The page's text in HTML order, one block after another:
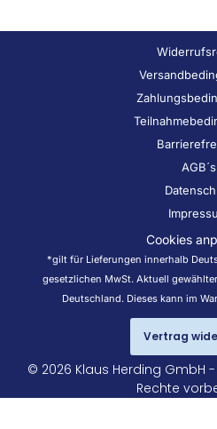
AGB´s
Cookies
*gilt für Lieferungen innerhalb
gesetzlichen MwSt. Aktuell
Deutschland. Dieses kann im
Vertrag
© 2026 Klaus Herding GmbH
Rechte